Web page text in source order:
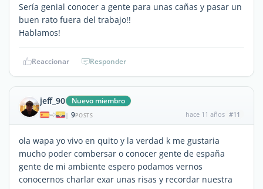
Sería genial conocer a gente para unas cañas y pasar un
buen rato fuera del trabajo!!
Hablamos!
Reaccionar Responder
jeff_90 Nuevo miembro
| 9POSTS hace 11 años #11
ola wapa yo vivo en quito y la verdad k me gustaria
mucho poder combersar o conocer gente de españa
gente de mi ambiente espero podamos vernos
conocernos charlar exar unas risas y recordar nuestra